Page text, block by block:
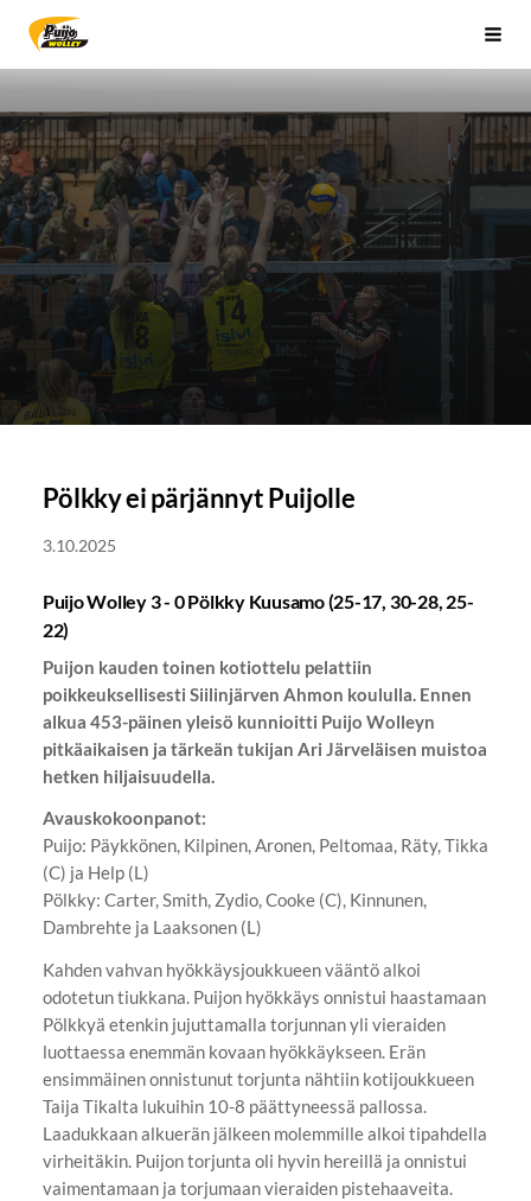
Siirry
sivun
Sivuston etusivulle
Pölkky ei pärjännyt Puijolle
3.10.2025
Puijo Wolley 3 - 0 Pölkky Kuusamo (25-17, 30-28, 25-
22)
Puijon kauden toinen kotiottelu pelattiin
poikkeuksellisesti Siilinjärven Ahmon koululla. Ennen
alkua 453-päinen yleisö kunnioitti Puijo Wolleyn
pitkäaikaisen ja tärkeän tukijan Ari Järveläisen muistoa
hetken hiljaisuudella.
Avauskokoonpanot:
Puijo: Päykkönen, Kilpinen, Aronen, Peltomaa, Räty, Tikka
(C) ja Help (L)
Pölkky: Carter, Smith, Zydio, Cooke (C), Kinnunen,
Dambrehte ja Laaksonen (L)
Kahden vahvan hyökkäysjoukkueen vääntö alkoi
odotetun tiukkana. Puijon hyökkäys onnistui haastamaan
Pölkkyä etenkin jujuttamalla torjunnan yli vieraiden
luottaessa enemmän kovaan hyökkäykseen. Erän
ensimmäinen onnistunut torjunta nähtiin kotijoukkueen
Taija Tikalta lukuihin 10-8 päättyneessä pallossa.
Laadukkaan alkuerän jälkeen molemmille alkoi tipahdella
virheitäkin. Puijon torjunta oli hyvin hereillä ja onnistui
vaimentamaan ja torjumaan vieraiden pistehaaveita.